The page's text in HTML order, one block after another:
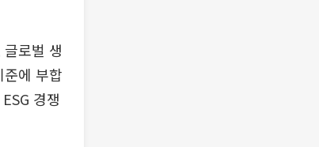
로벌 생
에 부합
경쟁